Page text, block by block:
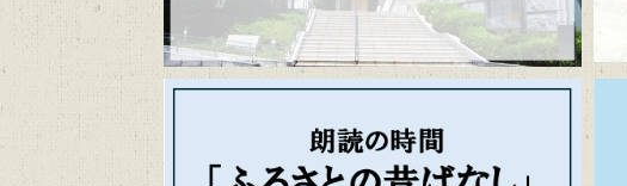
2026/06/06 トピックス かごしまメルヘン館
かごしま近代文学